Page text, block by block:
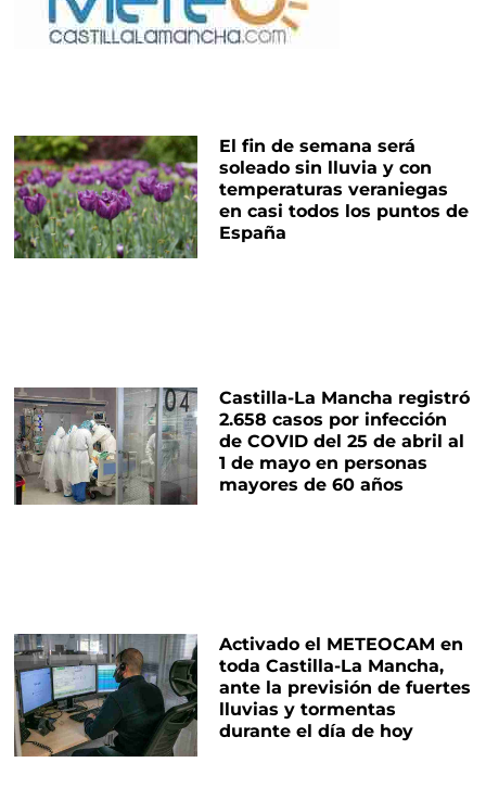
El fin de semana será
soleado sin lluvia y con
temperaturas veraniegas
en casi todos los puntos de
España
Castilla-La Mancha registró
2.658 casos por infección
de COVID del 25 de abril al
1 de mayo en personas
mayores de 60 años
Activado el METEOCAM en
toda Castilla-La Mancha,
ante la previsión de fuertes
lluvias y tormentas
durante el día de hoy